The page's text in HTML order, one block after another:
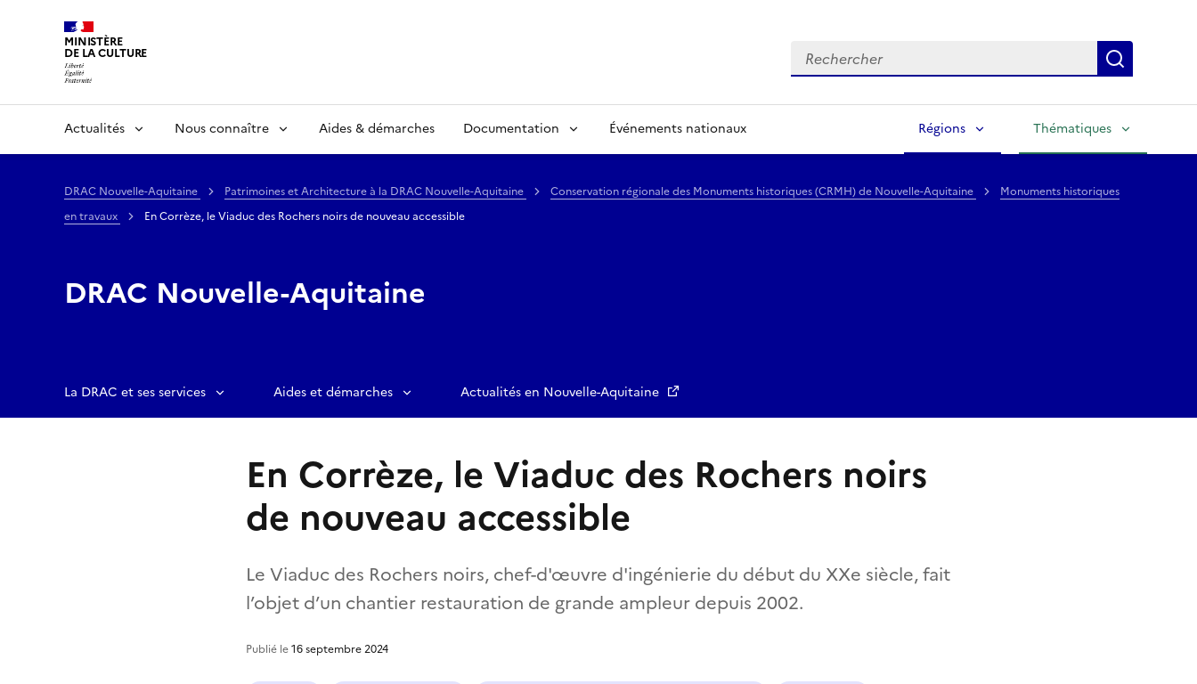
MINISTÈRE
DE LA CULTURE Rechercher
Actualités Nous connaître Aides & démarches Documentation Événements nationaux Régions Thématiques
DRAC Nouvelle-Aquitaine Patrimoines et Architecture à la DRAC Nouvelle-Aquitaine Conservation régionale des Monuments historiques (CRMH) de Nouvelle-Aquitaine
Monuments historiques
en travaux
En Corrèze, le Viaduc des Rochers noirs de nouveau accessible
DRAC Nouvelle-Aquitaine
La DRAC et ses services Aides et démarches Actualités en Nouvelle-Aquitaine
En Corrèze, le Viaduc des Rochers noirs
de nouveau accessible
Le Viaduc des Rochers noirs, chef-d'œuvre d'ingénierie du début du XXe siècle, fait
l’objet d’un chantier restauration de grande ampleur depuis 2002.
Publié le16 septembre 2024